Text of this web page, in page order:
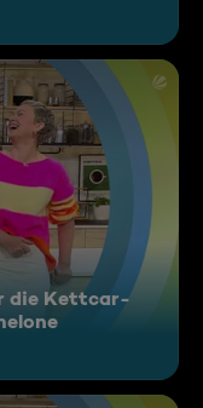
die Kettcar-